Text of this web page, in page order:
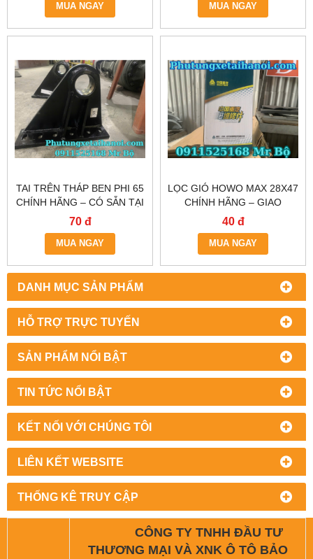
DANH MỤC SẢN PHẨM
HỖ TRỢ TRỰC TUYẾN
SẢN PHẨM NỔI BẬT
TIN TỨC NỔI BẬT
KẾT NỐI VỚI CHÚNG TÔI
LIÊN KẾT WEBSITE
THỐNG KÊ TRUY CẬP
MUA NGAY MUA NGAY
TAI TRÊN THÁP BEN PHI 65
CHÍNH HÃNG – CÓ SẴN TẠI
HÀ NỘI & TP.HCM
70 đ
MUA NGAY
LỌC GIÓ HOWO MAX 28X47
CHÍNH HÃNG – GIAO
NHANH TẠI HÀ NỘI &
40 đ
MUA NGAY
CÔNG TY TNHH ĐẦU TƯ
THƯƠNG MẠI VÀ XNK Ô TÔ BẢO